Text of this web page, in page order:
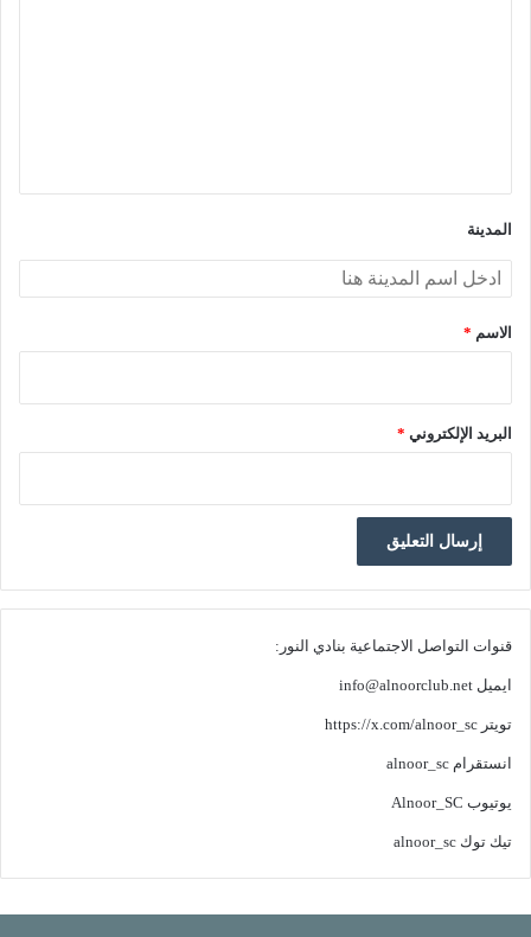
المدينة
الاسم *
البريد الإلكتروني *
قنوات التواصل الاجتماعية بنادي النور:
ايميل info@alnoorclub.net
تويتر https://x.com/alnoor_sc
انستقرام alnoor_sc
يوتيوب Alnoor_SC
تيك توك alnoor_sc